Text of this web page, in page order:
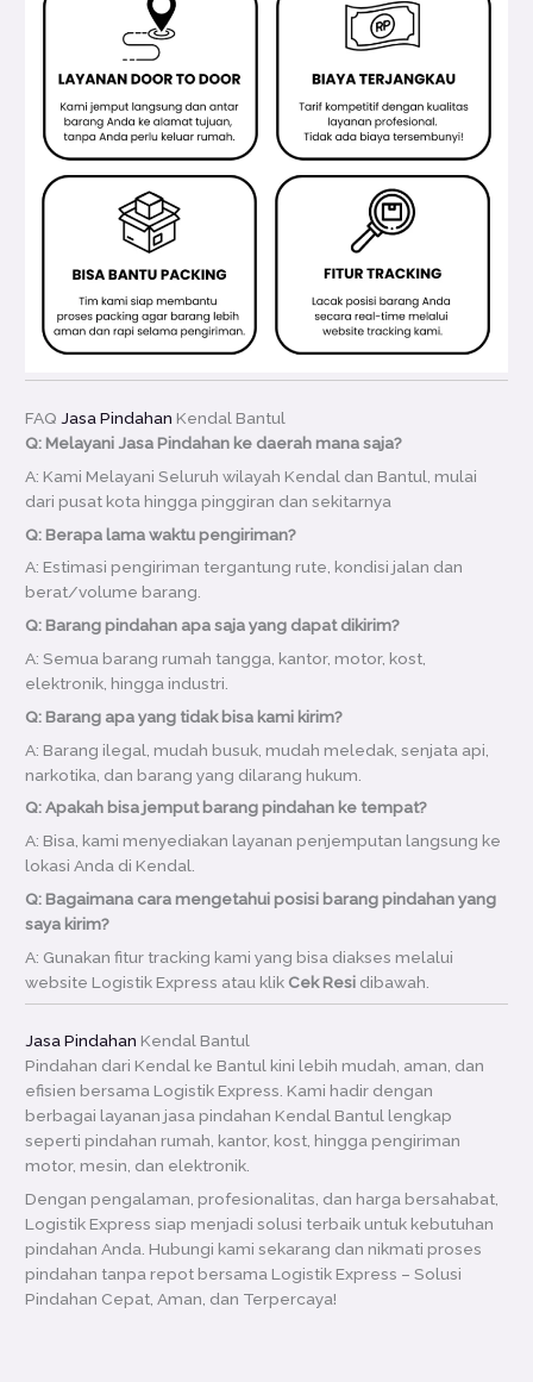
FAQ Jasa Pindahan Kendal Bantul
Q: Melayani Jasa Pindahan ke daerah mana saja?
A: Kami Melayani Seluruh wilayah Kendal dan Bantul, mulai
dari pusat kota hingga pinggiran dan sekitarnya
Q: Berapa lama waktu pengiriman?
A: Estimasi pengiriman tergantung rute, kondisi jalan dan
berat/volume barang.
Q: Barang pindahan apa saja yang dapat dikirim?
A: Semua barang rumah tangga, kantor, motor, kost,
elektronik, hingga industri.
Q: Barang apa yang tidak bisa kami kirim?
A: Barang ilegal, mudah busuk, mudah meledak, senjata api,
narkotika, dan barang yang dilarang hukum.
Q: Apakah bisa jemput barang pindahan ke tempat?
A: Bisa, kami menyediakan layanan penjemputan langsung ke
lokasi Anda di Kendal.
Q: Bagaimana cara mengetahui posisi barang pindahan yang
saya kirim?
A: Gunakan fitur tracking kami yang bisa diakses melalui
website Logistik Express atau klik Cek Resi dibawah.
Jasa Pindahan Kendal Bantul
Pindahan dari Kendal ke Bantul kini lebih mudah, aman, dan
efisien bersama Logistik Express. Kami hadir dengan
berbagai layanan jasa pindahan Kendal Bantul lengkap
seperti pindahan rumah, kantor, kost, hingga pengiriman
motor, mesin, dan elektronik.
Dengan pengalaman, profesionalitas, dan harga bersahabat,
Logistik Express siap menjadi solusi terbaik untuk kebutuhan
pindahan Anda. Hubungi kami sekarang dan nikmati proses
pindahan tanpa repot bersama Logistik Express – Solusi
Pindahan Cepat, Aman, dan Terpercaya!